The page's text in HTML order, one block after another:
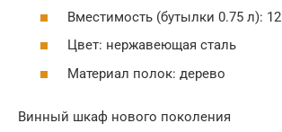
Вместимость (бутылки 0.75 л): 12
Цвет: нержавеющая сталь
Материал полок: дерево
Винный шкаф нового поколения